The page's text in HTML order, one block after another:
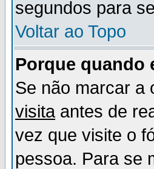
segundos para
Voltar ao Topo
Porque quando
Se não marcar a
visitaantes de
vez que visite o
pessoa. Para se